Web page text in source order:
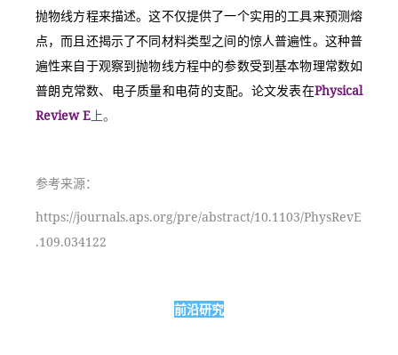
抛物线方程来描述。这不仅提供了一个实用的工具来预测熔
点，而且还揭示了不同材料类型之间的惊人普遍性。这种普
遍性来自于观察到抛物线方程中的参数受到基本物理常数如
普朗克常数、电子质量和电荷的支配。论文发表在Physical
Review E 上。
参考来源：
https://journals.aps.org/pre/abstract/10.1103/PhysRevE
.109.034122
前沿研究